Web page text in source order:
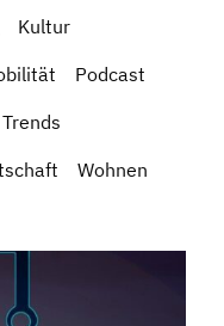
Kultur
Podcast
Trends
Wohnen